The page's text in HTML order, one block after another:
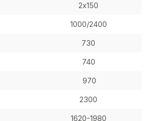
2х150
1000/2400
730
740
970
2300
1620-1980